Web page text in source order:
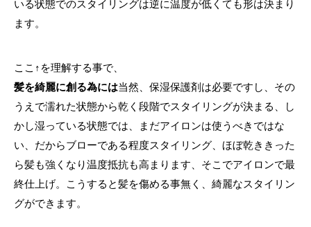
いる状態でのスタイリングは逆に温度が低くても形は決まり
ます。
ここ↑を理解する事で、
髪を綺麗に創る為には当然、保湿保護剤は必要ですし、その
うえで濡れた状態から乾く段階でスタイリングが決まる、し
かし湿っている状態では、まだアイロンは使うべきではな
い、だからブローである程度スタイリング、ほぼ乾ききった
ら髪も強くなり温度抵抗も高まります、そこでアイロンで最
終仕上げ。こうすると髪を傷める事無く、綺麗なスタイリン
グができます。